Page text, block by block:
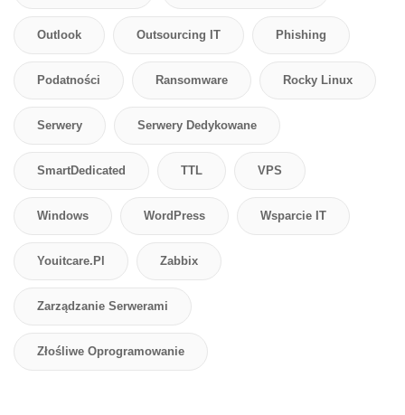
Outlook Outsourcing IT Phishing
Podatności Ransomware Rocky Linux
Serwery Serwery Dedykowane
SmartDedicated TTL VPS
Windows WordPress Wsparcie IT
Youitcare.pl Zabbix
Zarządzanie Serwerami
Złośliwe Oprogramowanie